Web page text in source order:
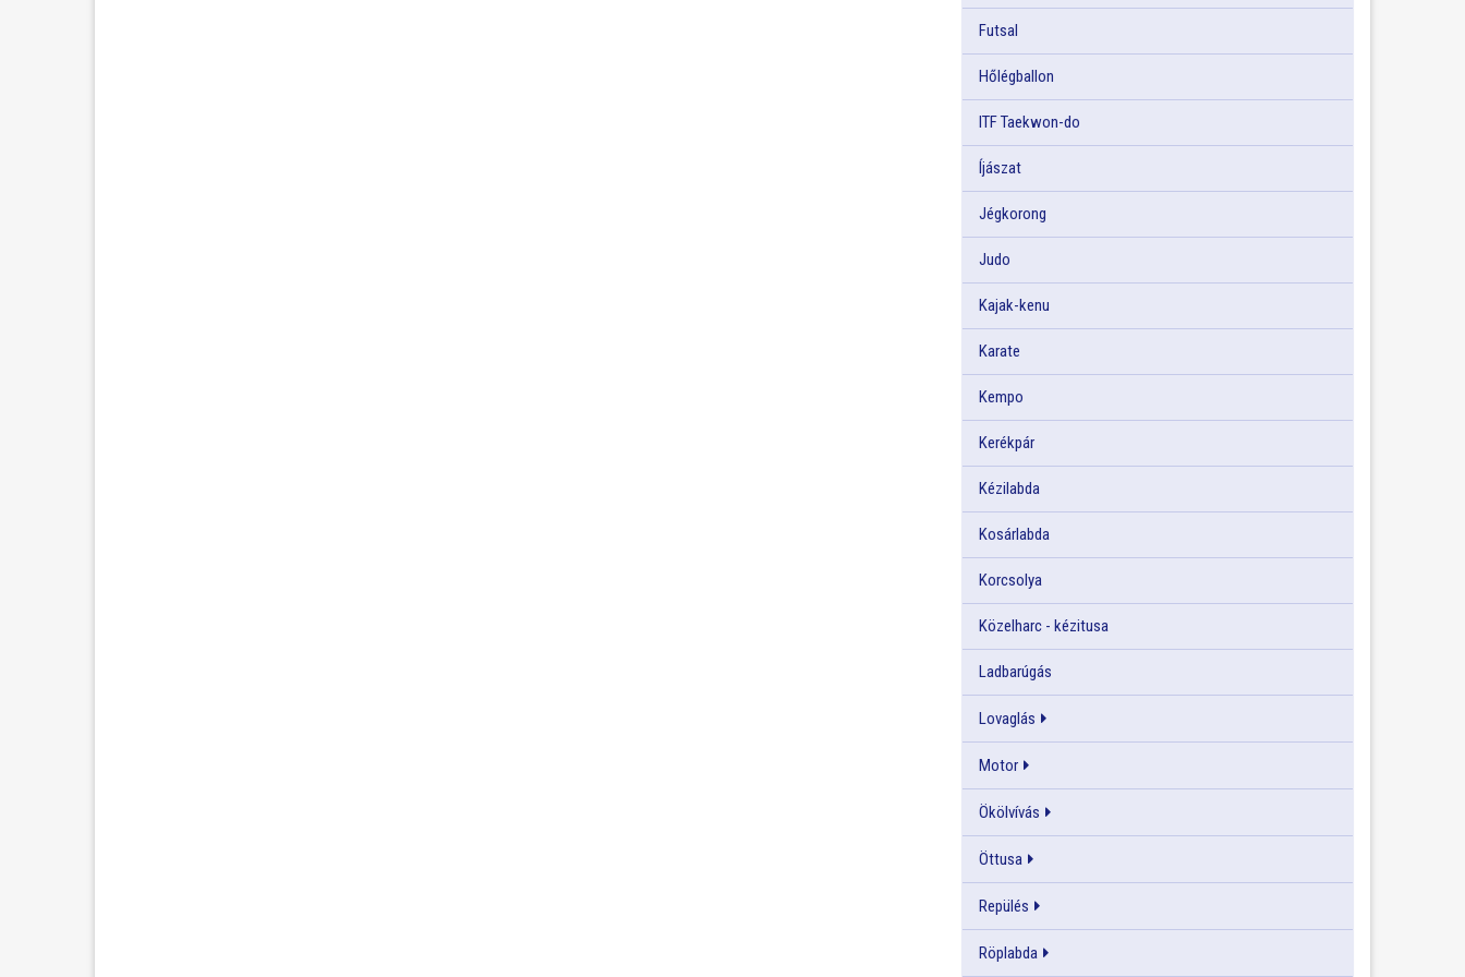
Futsal
Hőlégballon
ITF Taekwon-do
Íjászat
Jégkorong
Judo
Kajak-kenu
Karate
Kempo
Kerékpár
Kézilabda
Kosárlabda
Korcsolya
Közelharc - kézitusa
Ladbarúgás
Lovaglás
Motor
Ökölvívás
Öttusa
Repülés
Röplabda